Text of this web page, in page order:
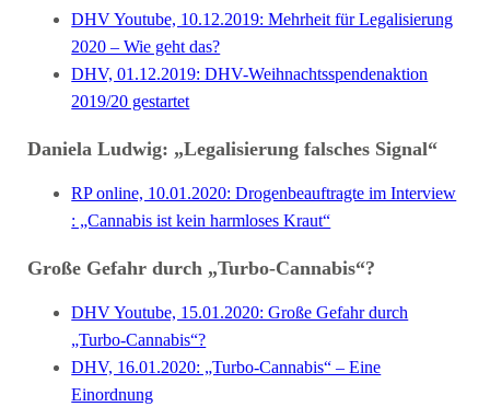
DHV Youtube, 10.12.2019: Mehrheit für Legalisierung
2020 – Wie geht das?
DHV, 01.12.2019: DHV-Weihnachtsspendenaktion
2019/20 gestartet
Daniela Ludwig: „Legalisierung falsches Signal“
RP online, 10.01.2020: Drogenbeauftragte im Interview
: „Cannabis ist kein harmloses Kraut“
Große Gefahr durch „Turbo-Cannabis“?
DHV Youtube, 15.01.2020: Große Gefahr durch
„Turbo-Cannabis“?
DHV, 16.01.2020: „Turbo-Cannabis“ – Eine
Einordnung